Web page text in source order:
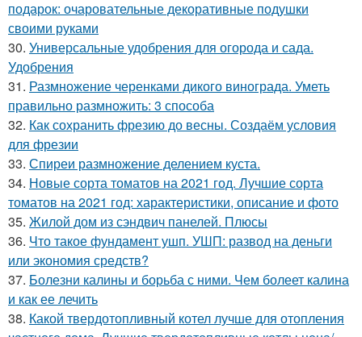
подарок: очаровательные декоративные подушки
своими руками
30. Универсальные удобрения для огорода и сада.
Удобрения
31. Размножение черенками дикого винограда. Уметь
правильно размножить: 3 способа
32. Как сохранить фрезию до весны. Создаём условия
для фрезии
33. Спиреи размножение делением куста.
34. Новые сорта томатов на 2021 год. Лучшие сорта
томатов на 2021 год: характеристики, описание и фото
35. Жилой дом из сэндвич панелей. Плюсы
36. Что такое фундамент ушп. УШП: развод на деньги
или экономия средств?
37. Болезни калины и борьба с ними. Чем болеет калина
и как ее лечить
38. Какой твердотопливный котел лучше для отопления